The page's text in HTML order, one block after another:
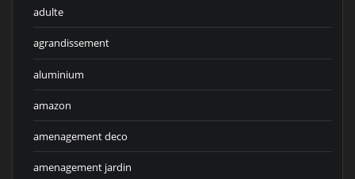
adulte
agrandissement
aluminium
amazon
amenagement deco
amenagement jardin